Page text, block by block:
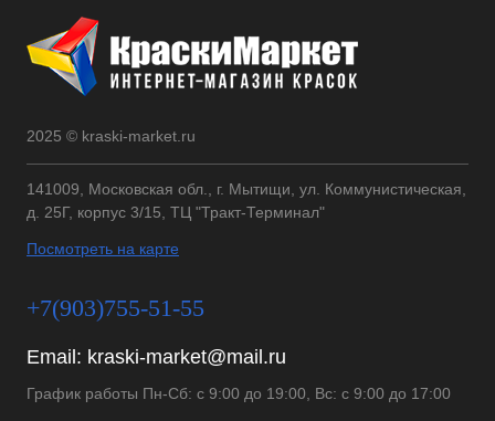
2025 © kraski-market.ru
141009, Московская обл., г. Мытищи, ул. Коммунистическая,
д. 25Г, корпус 3/15, ТЦ "Тракт-Терминал"
Посмотреть на карте
+7(903)755-51-55
Email: kraski-market@mail.ru
График работы Пн-Сб: с 9:00 до 19:00, Вс: с 9:00 до 17:00